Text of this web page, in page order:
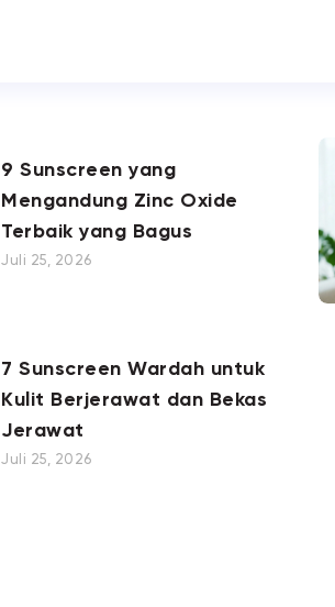
9 Sunscreen yang
Mengandung Zinc Oxide
Terbaik yang Bagus
Juli 25, 2026
7 Sunscreen Wardah untuk
Kulit Berjerawat dan Bekas
Jerawat
Juli 25, 2026